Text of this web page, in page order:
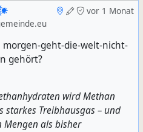
vor 1 Monat
morgen-geht-die-welt-nicht-
gehört?
wird Methan
starkes Treibhausgas – und
als bisher